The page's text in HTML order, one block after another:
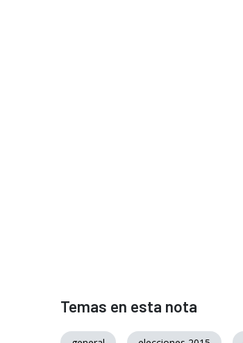
Temas en esta nota